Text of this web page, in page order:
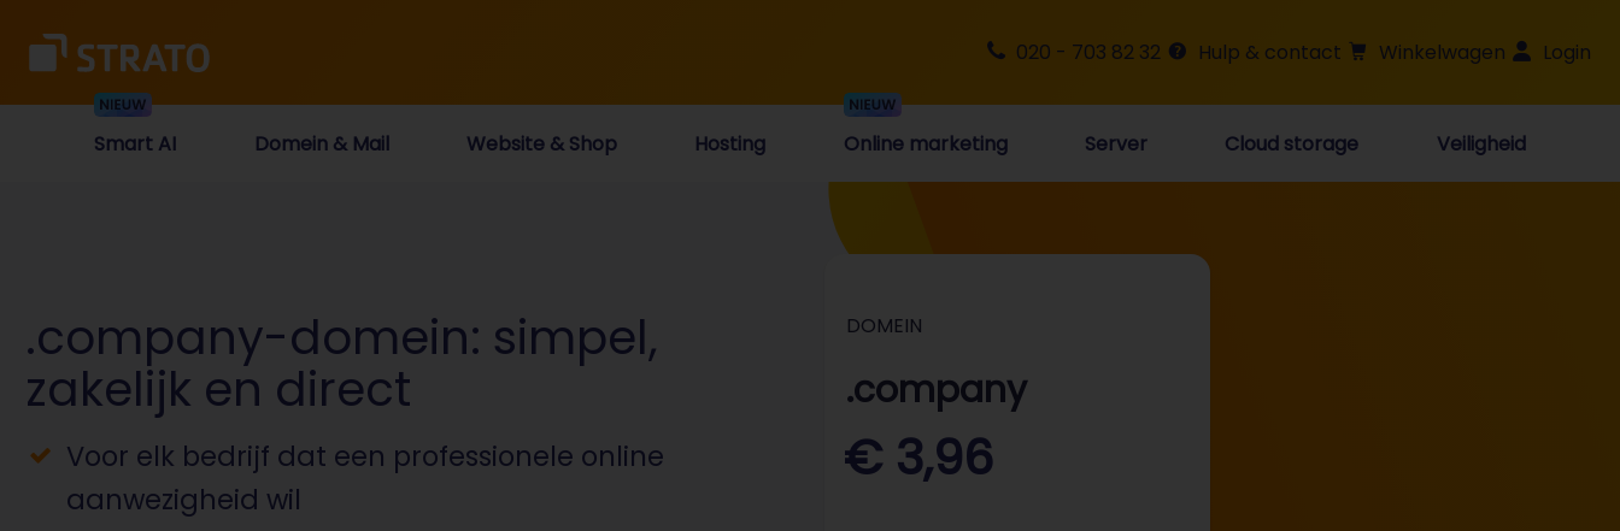
020 - 703 82 32 Hulp & contact Winkelwagen Login
Smart AI Domein & Mail Website & Shop Hosting Online marketing Server Cloud storage Veiligheid
.company-domein: simpel,
zakelijk en direct
Voor elk bedrijf dat een professionele online
aanwezigheid wil
DOMEIN
.company
€ 3,96